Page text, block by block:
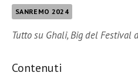
SANREMO 2024
Tutto su Ghali, Big del Festival
Contenuti